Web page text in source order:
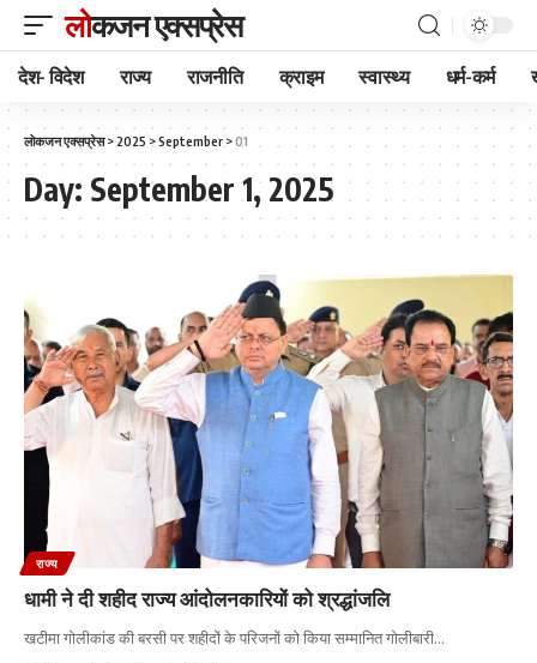
लोकजन एक्सप्रेस
देश- विदेश राज्य राजनीति क्राइम स्वास्थ्य धर्म-कर्म
लोकजन एक्सप्रेस> 2025 >September >01
Day: September 1, 2025
राज्य
धामी ने दी शहीद राज्य आंदोलनकारियों को श्रद्धांजलि
खटीमा गोलीकांड की बरसी पर शहीदों के परिजनों को किया सम्मानित गोलीबारी…